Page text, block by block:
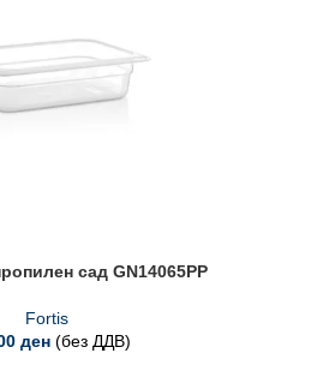
сад GN14065PP
Fortis
ден (без ДДВ)